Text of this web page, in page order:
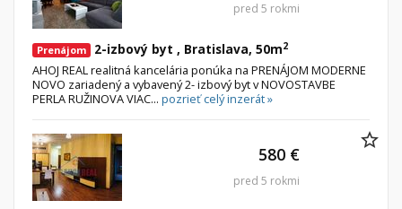
Prenájom 2-izbový byt , Bratislava, 50m2
AHOJ REAL realitná kancelária ponúka na PRENÁJOM MODERNE
NOVO zariadený a vybavený 2- izbový byt v NOVOSTAVBE
PERLA RUŽINOVA VIAC... pozrieť celý inzerát »
pred 5 rokmi
580 €
pred 5 rokmi